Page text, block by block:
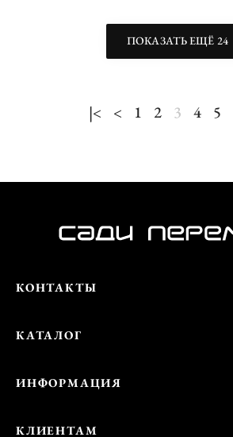
ПОКАЗАТЬ ЕЩЁ 24
|< < 1 2 3 4 5
КОНТАКТЫ
КАТАЛОГ
ИНФОРМАЦИЯ
КЛИЕНТАМ